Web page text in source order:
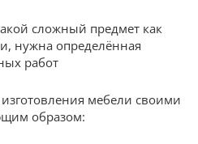
сложный предмет как
нужна определённая
работ
мебели своими
образом: